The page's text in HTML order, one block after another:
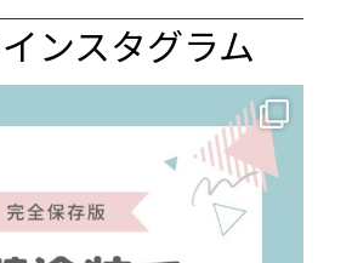
ンスタグラム
外壁塗装でコストダウンする方法 🏠